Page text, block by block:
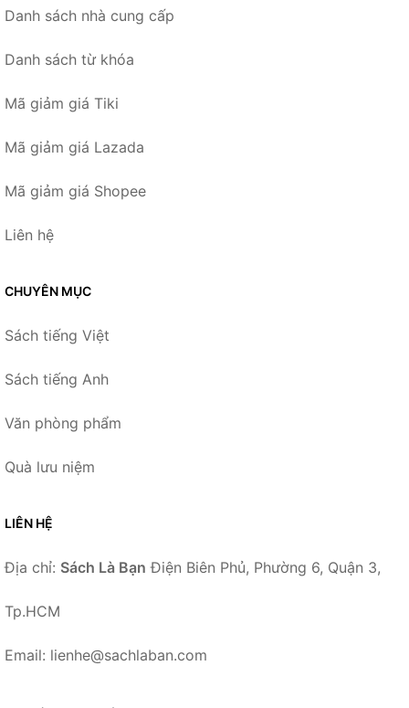
Danh sách nhà cung cấp
Danh sách từ khóa
Mã giảm giá Tiki
Mã giảm giá Lazada
Mã giảm giá Shopee
Liên hệ
CHUYÊN MỤC
Sách tiếng Việt
Sách tiếng Anh
Văn phòng phẩm
Quà lưu niệm
LIÊN HỆ
Địa chỉ: Sách Là Bạn Điện Biên Phủ, Phường 6, Quận 3,
Tp.HCM
Email: lienhe@sachlaban.com